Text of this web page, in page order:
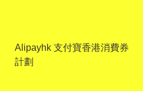
Alipayhk 支付寶香港消費券
計劃